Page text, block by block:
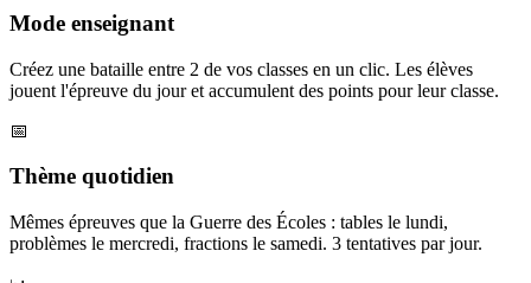
Mode enseignant
Créez une bataille entre 2 de vos classes en un clic. Les élèves
jouent l'épreuve du jour et accumulent des points pour leur classe.
📅
Thème quotidien
Mêmes épreuves que la Guerre des Écoles : tables le lundi,
problèmes le mercredi, fractions le samedi. 3 tentatives par jour.